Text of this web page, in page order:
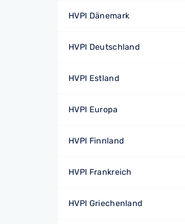
HVPI Dänemark
HVPI Deutschland
HVPI Estland
HVPI Europa
HVPI Finnland
HVPI Frankreich
HVPI Griechenland